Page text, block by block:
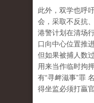
此外，双学也呼
会，采取不反抗
港警计划在清场
口向中心位置推
但如果被捕人数
用来当作临时拘
有“寻衅滋事”罪
得坐监必须打贏官